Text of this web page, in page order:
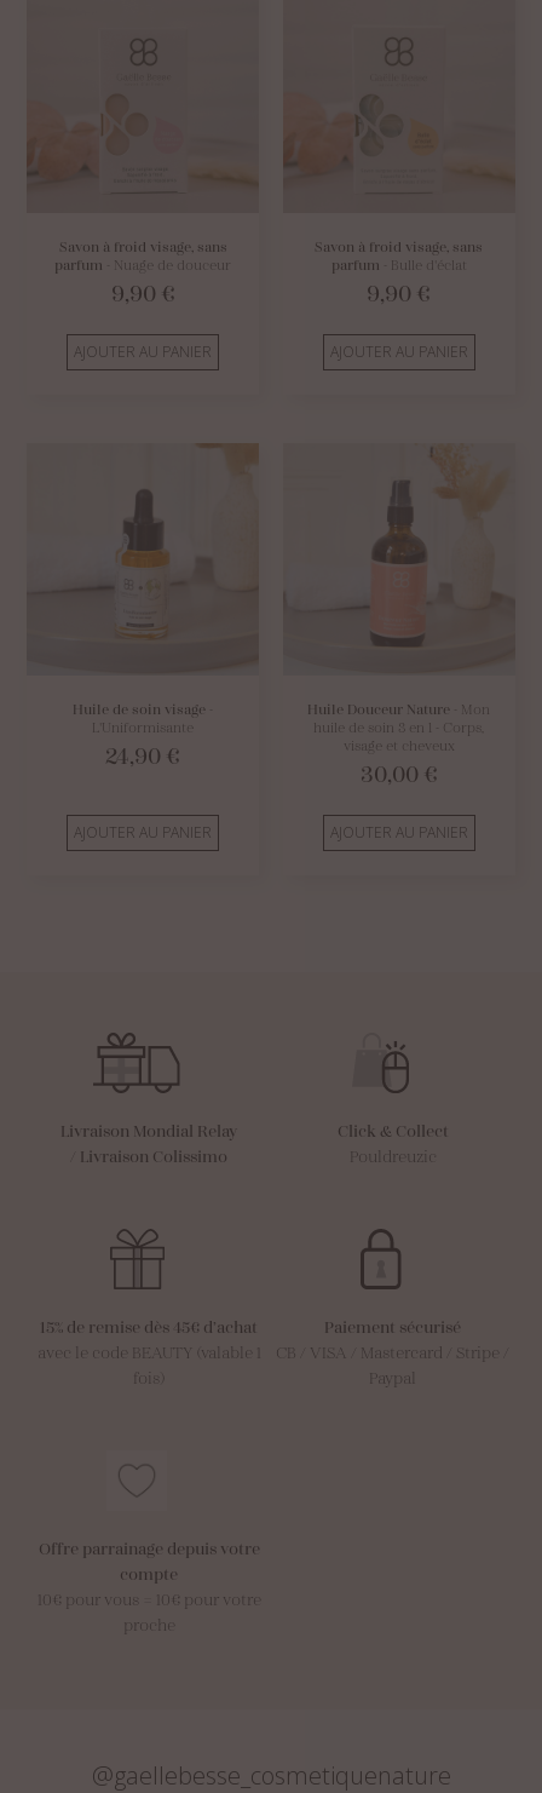
Savon à froid visage, sans
parfum - Nuage de douceur
9,90 €
AJOUTER AU PANIER
Savon à froid visage, sans
parfum - Bulle d'éclat
9,90 €
AJOUTER AU PANIER
Huile de soin visage
L'Uniformisante
24,90 €
AJOUTER AU PANIER
Huile Douceur Nature - Mon
huile de soin 3 en 1 - Corps,
visage et cheveux
30,00 €
AJOUTER AU PANIER
Livraison Mondial Relay
Livraison Colissimo
Click & Collect
Pouldreuzic
15% de remise dès 45€ d’achat
avec le code BEAUTY (valable 1
fois)
Paiement sécurisé
CB / VISA / Mastercard / Stripe /
Paypal
Offre parrainage depuis votre
compte
10€ pour vous = 10€ pour votre
proche
@gaellebesse_cosmetiquenature